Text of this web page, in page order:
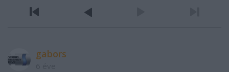
gabors